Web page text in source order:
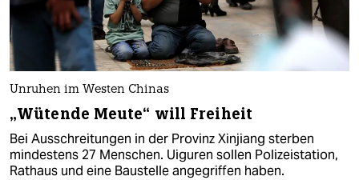
Unruhen im Westen Chinas
„Wütende Meute“ will Freiheit
Bei Ausschreitungen in der Provinz Xinjiang sterben
mindestens 27 Menschen. Uiguren sollen Polizeistation,
Rathaus und eine Baustelle angegriffen haben.